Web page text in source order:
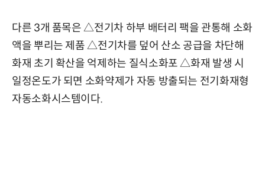
다른 3개 품목은 △전기차 하부 배터리 팩을 관통해 소화
액을 뿌리는 제품 △전기차를 덮어 산소 공급을 차단해
화재 초기 확산을 억제하는 질식소화포 △화재 발생 시
일정온도가 되면 소화약제가 자동 방출되는 전기화재형
자동소화시스템이다.